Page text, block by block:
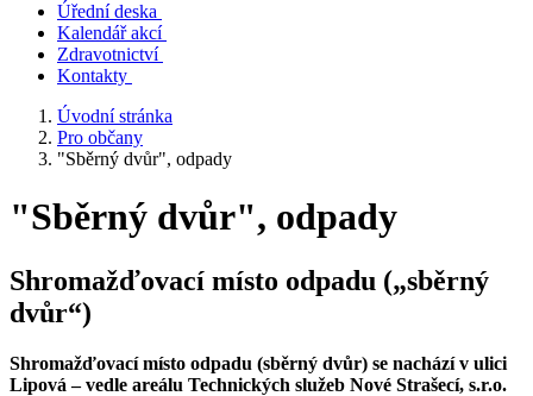
Úřední deska
Kalendář akcí
Zdravotnictví
Kontakty
Úvodní stránka
Pro občany
"Sběrný dvůr", odpady
"Sběrný dvůr", odpady
Shromažďovací místo odpadu („sběrný
dvůr“)
Shromažďovací místo odpadu (sběrný dvůr) se nachází v ulici
Lipová – vedle areálu Technických služeb Nové Strašecí, s.r.o.